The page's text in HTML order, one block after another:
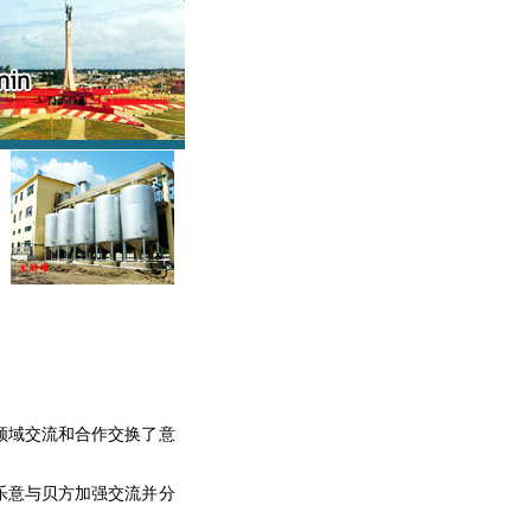
域交流和合作交换了意
意与贝方加强交流并分